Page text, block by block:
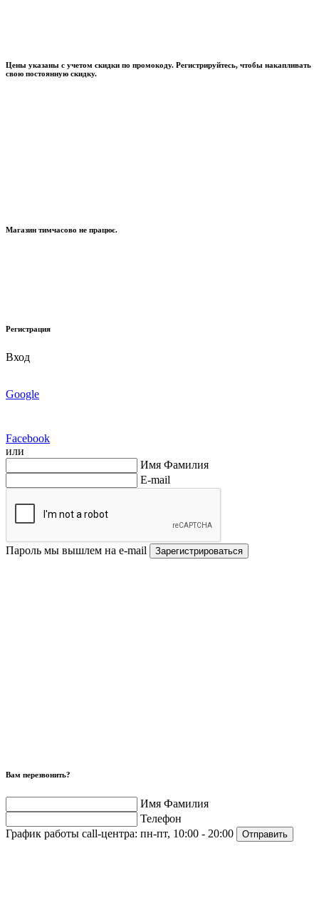
Цены указаны с учетом скидки по промокоду. Регистрируйтесь, чтобы накапливать
свою постоянную скидку.
Магазин тимчасово не працює.
Регистрация
Вход
Google
Facebook
или
Имя Фамилия
E-mail
Пароль мы вышлем на e-mail Зарегистрироваться
Вам перезвонить?
Имя Фамилия
Телефон
График работы call-центра: пн-пт, 10:00 - 20:00 Отправить